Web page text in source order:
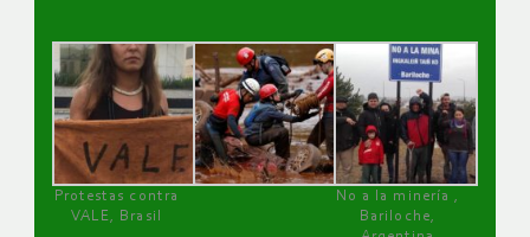
Protestas contra
VALE, Brasil
No a la minería ,
Bariloche,